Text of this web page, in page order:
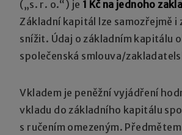
(„s. r. o.“) je 1 Kč na jednoho
Základní kapitál lze samozřejmě i
snížit. Údaj o základním kapitálu
společenská smlouva/
Vkladem je peněžní vyjádření
vkladu do základního kapitálu
s ručením omezeným.